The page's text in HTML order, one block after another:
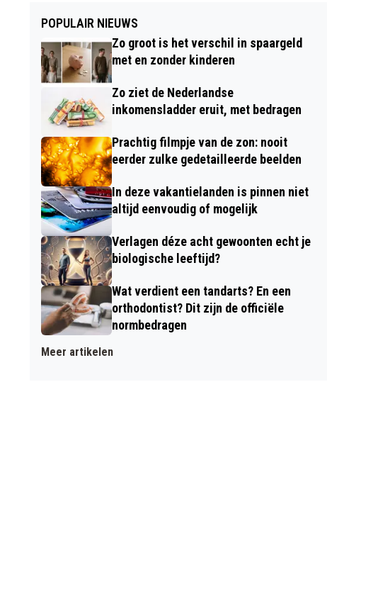
POPULAIR NIEUWS
Zo groot is het verschil in spaargeld
met en zonder kinderen
Zo ziet de Nederlandse
inkomensladder eruit, met bedragen
Prachtig filmpje van de zon: nooit
eerder zulke gedetailleerde beelden
In deze vakantielanden is pinnen niet
altijd eenvoudig of mogelijk
Verlagen déze acht gewoonten echt je
biologische leeftijd?
Wat verdient een tandarts? En een
orthodontist? Dit zijn de officiële
normbedragen
Meer artikelen